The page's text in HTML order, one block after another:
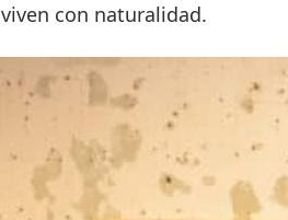
con naturalidad.